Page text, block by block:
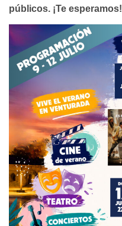
públicos. ¡Te esperamos!